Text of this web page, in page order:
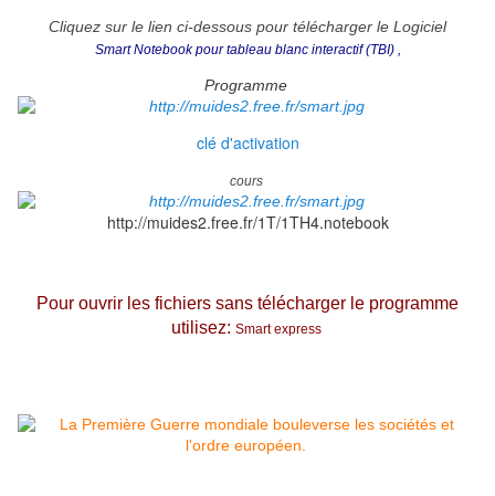
Cliquez sur le lien ci-dessous pour télécharger le Logiciel
Smart Notebook pour tableau blanc interactif (TBI),
Programme
clé d'activation
cours
http://muides2.free.fr/1T/1TH4.notebook
Pour ouvrir les fichiers sans télécharger le programme
utilisez: Smart express